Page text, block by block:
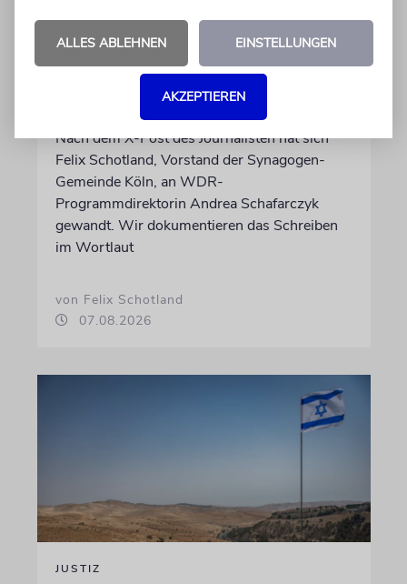
MEINUNG
Wie Georg Restle die
Glaubwürdigkeit des ÖRR
untergräbt
Nach dem X-Post des Journalisten hat sich
Felix Schotland, Vorstand der Synagogen-
Gemeinde Köln, an WDR-
Programmdirektorin Andrea Schafarczyk
gewandt. Wir dokumentieren das Schreiben
im Wortlaut
von Felix Schotland
07.08.2026
JUSTIZ
ALLES ABLEHNEN EINSTELLUNGEN
AKZEPTIEREN